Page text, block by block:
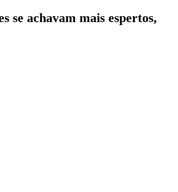
se achavam mais espertos,